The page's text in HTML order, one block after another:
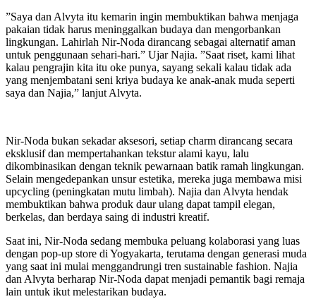
”Saya dan Alvyta itu kemarin ingin membuktikan bahwa menjaga
pakaian tidak harus meninggalkan budaya dan mengorbankan
lingkungan. Lahirlah Nir-Noda dirancang sebagai alternatif aman
untuk penggunaan sehari-hari.” Ujar Najia. ”Saat riset, kami lihat
kalau pengrajin kita itu oke punya, sayang sekali kalau tidak ada
yang menjembatani seni kriya budaya ke anak-anak muda seperti
saya dan Najia,” lanjut Alvyta.
Nir-Noda bukan sekadar aksesori, setiap charm dirancang secara
eksklusif dan mempertahankan tekstur alami kayu, lalu
dikombinasikan dengan teknik pewarnaan batik ramah lingkungan.
Selain mengedepankan unsur estetika, mereka juga membawa misi
upcycling (peningkatan mutu limbah). Najia dan Alvyta hendak
membuktikan bahwa produk daur ulang dapat tampil elegan,
berkelas, dan berdaya saing di industri kreatif.
Saat ini, Nir-Noda sedang membuka peluang kolaborasi yang luas
dengan pop-up store di Yogyakarta, terutama dengan generasi muda
yang saat ini mulai menggandrungi tren sustainable fashion. Najia
dan Alvyta berharap Nir-Noda dapat menjadi pemantik bagi remaja
lain untuk ikut melestarikan budaya.